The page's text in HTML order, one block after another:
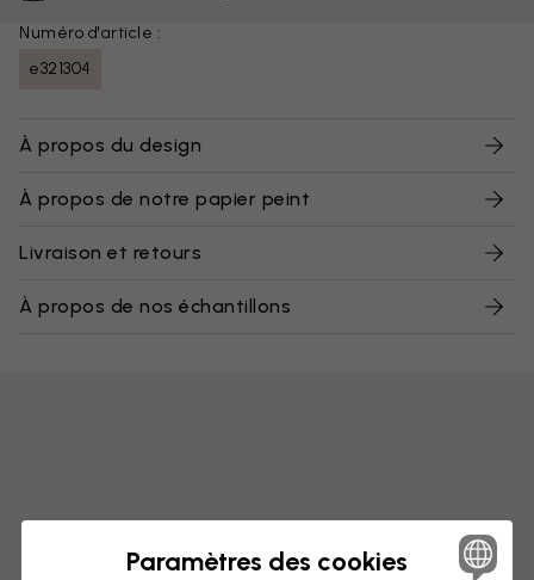
Numéro d'article :
e321304
À propos du design
À propos de notre papier peint
Livraison et retours
À propos de nos échantillons
Paramètres des cookies